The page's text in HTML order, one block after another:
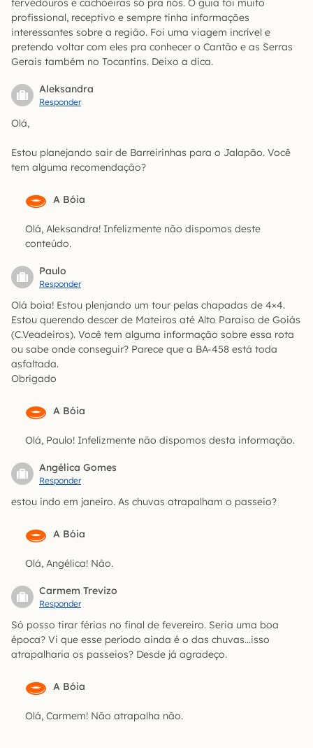
fervedouros e cachoeiras só pra nós. O guia foi muito
profissional, receptivo e sempre tinha informações
interessantes sobre a região. Foi uma viagem incrível e
pretendo voltar com eles pra conhecer o Cantão e as Serras
Gerais também no Tocantins. Deixo a dica.
Aleksandra
Responder
Olá,
Estou planejando sair de Barreirinhas para o Jalapão. Você
tem alguma recomendação?
A Bóia
Olá, Aleksandra! Infelizmente não dispomos deste
conteúdo.
Paulo
Responder
Olá boia! Estou plenjando um tour pelas chapadas de 4×4.
Estou querendo descer de Mateiros até Alto Paraiso de Goiás
(C.Veadeiros). Você tem alguma informação sobre essa rota
ou sabe onde conseguir? Parece que a BA-458 está toda
asfaltada.
Obrigado
A Bóia
Olá, Paulo! Infelizmente não dispomos desta informação.
Angélica Gomes
Responder
estou indo em janeiro. As chuvas atrapalham o passeio?
A Bóia
Olá, Angélica! Nâo.
Carmem Trevizo
Responder
Só posso tirar férias no final de fevereiro. Seria uma boa
época? Vi que esse período ainda é o das chuvas…isso
atrapalharia os passeios? Desde já agradeço.
A Bóia
Olá, Carmem! Não atrapalha não.